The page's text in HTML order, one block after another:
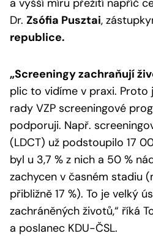
a vyšší míru přežití napříč
Dr. Zsófia Pusztai,
republice.
„Screeningy zachraňují
plic to vidíme v praxi. Proto
rady VZP screeningové
podporuji. Např.
(LDCT) už podstoupilo 17
byl u 3,7 % z nich a 50 %
zachycen v časném stadiu
přibližně 17 %). To je velký
zachráněných životů,“ říká
a poslanec KDU-ČSL.